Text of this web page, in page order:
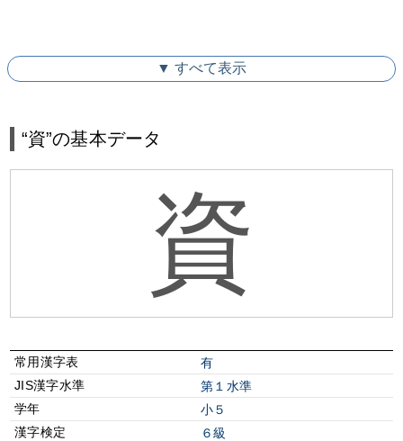
▼ すべて表示
“資”の基本データ
資
常用漢字表
有
JIS漢字水準
第１水準
学年
小５
漢字検定
６級